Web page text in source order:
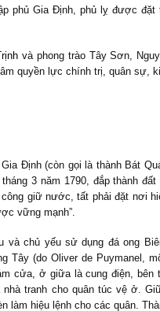
phủ Gia Định, phủ lỵ được
và phong trào Tây Sơn,
quyền lực chính trị, quân sự,
Định (còn gọi là thành Bát
3 năm 1790, đắp thành
công giữ nước, tất phải đặt nơi
vững mạnh”.
và chủ yếu sử dụng đá ong
Tây (do Oliver de Puymanel,
cửa, ở giữa là cung điện, bên
tranh cho quân túc vệ ở.
làm hiệu lệnh cho các quân.